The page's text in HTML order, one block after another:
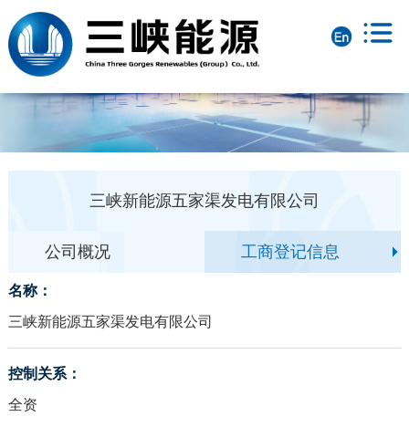
三峡新能源五家渠发电有限公司
公司概况 工商登记信息
名称：
三峡新能源五家渠发电有限公司
控制关系：
全资